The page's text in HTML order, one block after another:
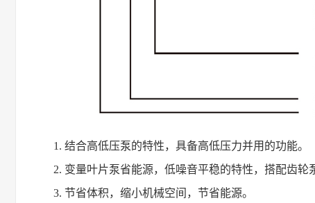
结合高低压泵的特性，具备高低压力并用的功能。
变量叶片泵省能源，低噪音平稳的特性，搭配齿轮
节省体积，缩小机械空间，节省能源。